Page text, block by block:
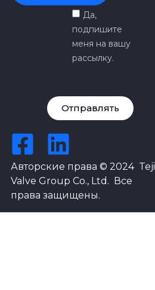
Да,
подпишите
меня на вашу
рассылку.
Отправлять
Авторские права © 2024 Teji
Valve Group Co., Ltd. Все
права защищены.